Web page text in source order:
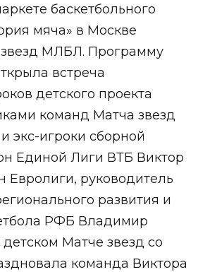
баскетбольного
мяча» в Москве
звезд МЛБЛ. Программу
встреча
детского проекта
команд Матча звезд
игроки сборной
Единой Лиги ВТБ Виктор
Евролиги, руководитель
развития и
РФБ Владимир
Матче звезд со
команда Виктора